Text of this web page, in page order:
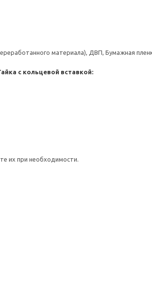
материала), ДВП, Бумажная
с кольцевой вставкой:
их при необходимости.